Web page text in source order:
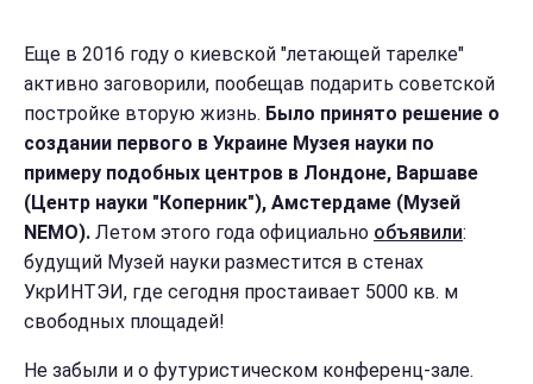
Еще в 2016 году о киевской "летающей тарелке"
активно заговорили, пообещав подарить советской
постройке вторую жизнь. Было принято решение о
создании первого в Украине Музея науки по
примеру подобных центров в Лондоне, Варшаве
(Центр науки "Коперник"), Амстердаме (Музей
NEMO). Летом этого года официально объявили:
будущий Музей науки разместится в стенах
УкрИНТЭИ, где сегодня простаивает 5000 кв. м
свободных площадей!
Не забыли и о футуристическом конференц-зале.